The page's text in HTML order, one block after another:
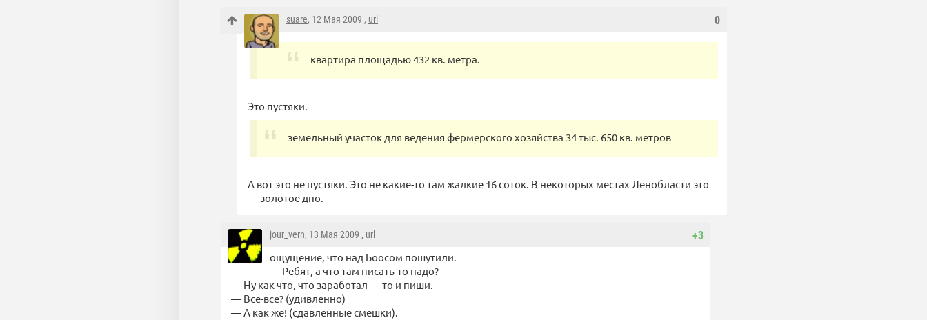
0
suare, 12 Мая 2009 , url
квартира площадью 432 кв. метра.
Это пустяки.
земельный участок для ведения фермерского хозяйства 34 тыс. 650 кв. метров
А вот это не пустяки. Это не какие-то там жалкие 16 соток. В некоторых местах Ленобласти это
— золотое дно.
+3
jour_vern, 13 Мая 2009 , url
ощущение, что над Боосом пошутили.
— Ребят, а что там писать-то надо?
— Ну как что, что заработал — то и пиши.
— Все-все? (удивленно)
— А как же! (сдавленные смешки).